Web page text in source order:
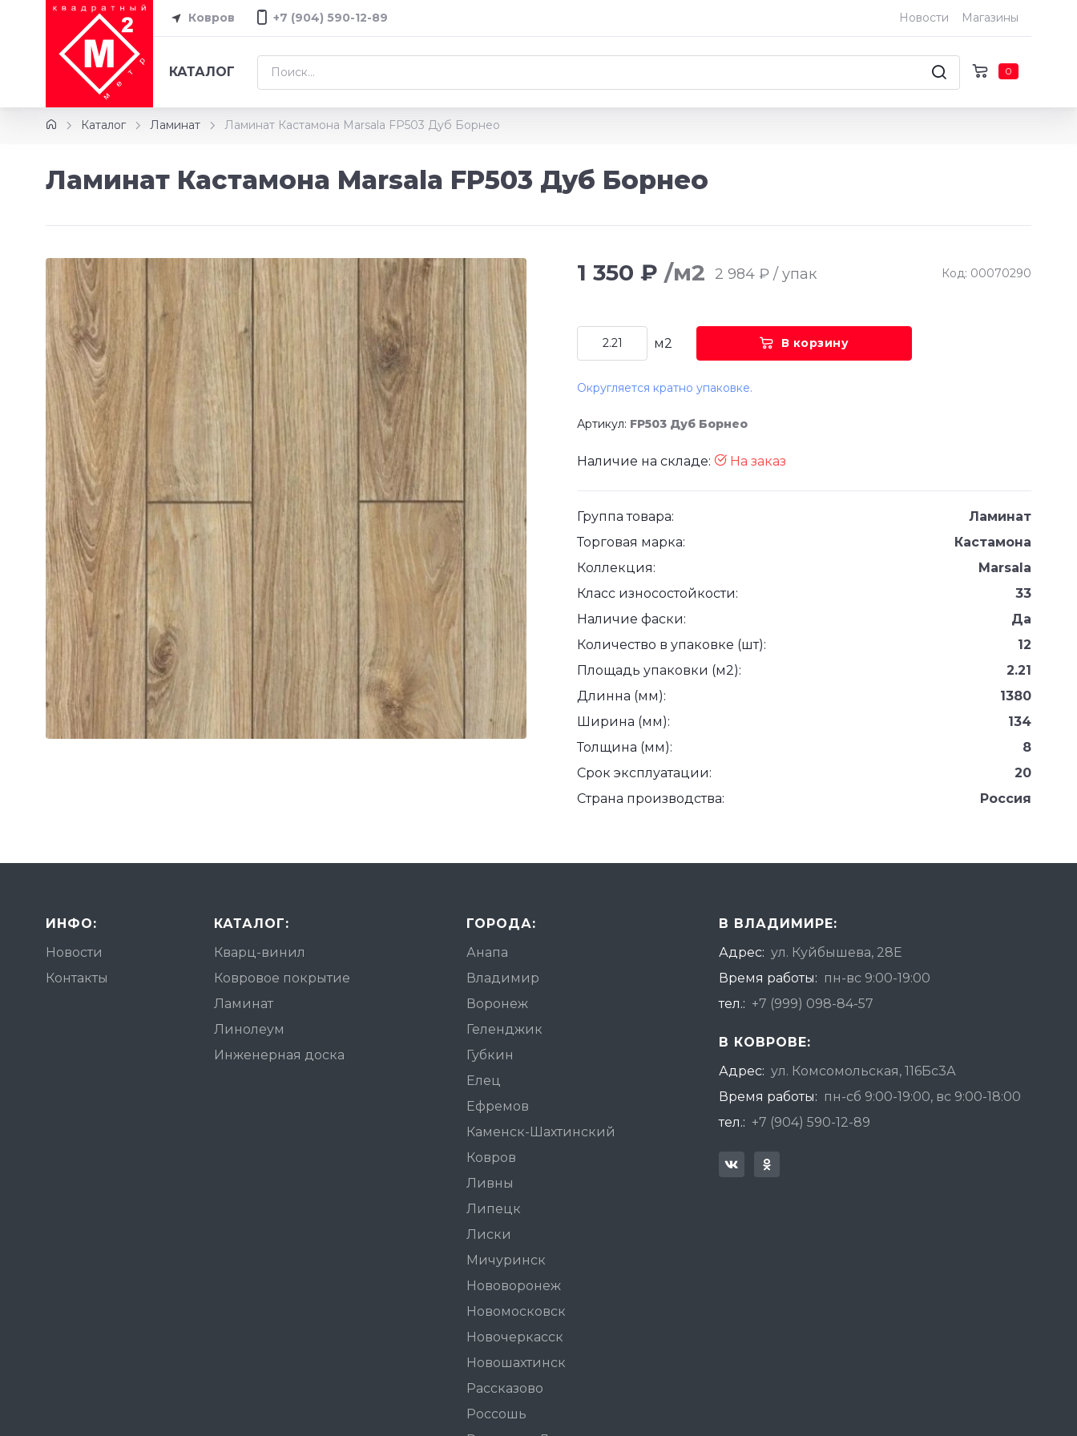
Ковров +7 (904) 590-12-89 Новости Магазины
КАТАЛОГ 0
Каталог Ламинат Ламинат Кастамона Marsala FP503 Дуб Борнео
Ламинат Кастамона Marsala FP503 Дуб Борнео
1 350 ₽ /м2 2 984 ₽ / упак Код: 00070290
м2 В корзину
Округляется кратно упаковке.
Артикул: FP503 Дуб Борнео
Наличие на складе: На заказ
Группа товара:
Ламинат
Торговая марка:
Кастамона
Коллекция:
Marsala
Класс износостойкости:
33
Наличие фаски:
Да
Количество в упаковке (шт):
12
Площадь упаковки (м2):
2.21
Длинна (мм):
1380
Ширина (мм):
134
Толщина (мм):
8
Срок эксплуатации:
20
Страна производства:
Россия
ИНФО:
Новости
Контакты
КАТАЛОГ:
Кварц-винил
Ковровое покрытие
Ламинат
Линолеум
Инженерная доска
ГОРОДА:
Анапа
Владимир
Воронеж
Геленджик
Губкин
Елец
Ефремов
Каменск-Шахтинский
Ковров
Ливны
Липецк
Лиски
Мичуринск
Нововоронеж
Новомосковск
Новочеркасск
Новошахтинск
Рассказово
Россошь
В ВЛАДИМИРЕ:
Адрес: ул. Куйбышева, 28Е
Время работы: пн-вс 9:00-19:00
тел.: +7 (999) 098-84-57
В КОВРОВЕ:
Адрес: ул. Комсомольская, 116Бс3А
Время работы: пн-сб 9:00-19:00, вс 9:00-18:00
тел.: +7 (904) 590-12-89